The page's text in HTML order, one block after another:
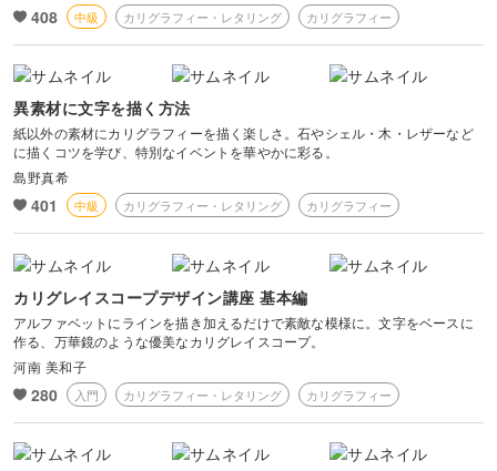
408 中級 カリグラフィー・レタリング カリグラフィー
異素材に文字を描く方法
紙以外の素材にカリグラフィーを描く楽しさ。石やシェル・木・レザーなど
に描くコツを学び、特別なイベントを華やかに彩る。
島野真希
401 中級 カリグラフィー・レタリング カリグラフィー
カリグレイスコープデザイン講座 基本編
アルファベットにラインを描き加えるだけで素敵な模様に。文字をベースに
作る、万華鏡のような優美なカリグレイスコープ。
河南 美和子
280 入門 カリグラフィー・レタリング カリグラフィー